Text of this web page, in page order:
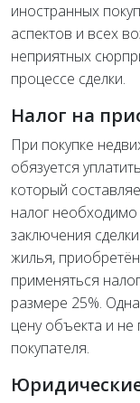
иностранных
аспектов и всех
неприятных
процессе сделки.
Налог на
При покупке
обязуется
который
налог необходимо
заключения
жилья,
применяться
размере 25%.
цену объекта и не
покупателя.